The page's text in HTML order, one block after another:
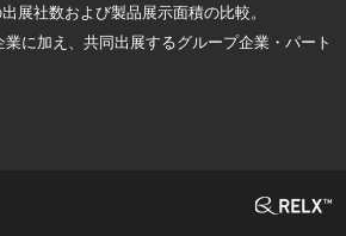
展社数および製品展示面積の比較。
に加え、共同出展するグループ企業・パート